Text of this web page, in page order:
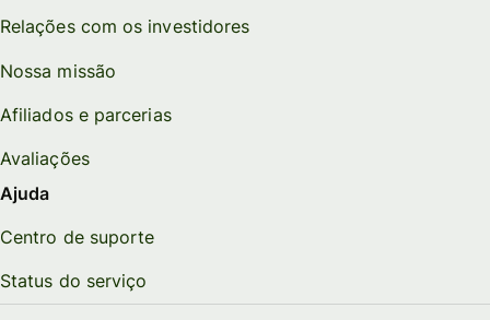
Relações com os investidores
Nossa missão
Afiliados e parcerias
Avaliações
Ajuda
Centro de suporte
Status do serviço